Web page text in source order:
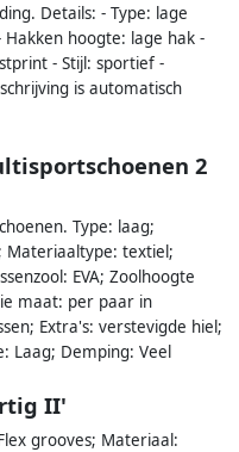
Details: - Type: lage
hoogte: lage hak -
- Stijl: sportief -
is automatisch
2
Type: laag;
Materiaaltype: textiel;
EVA; Zoolhoogte
maat: per paar in
Extra's: verstevigde hiel;
Laag; Demping: Veel
II'
grooves; Materiaal: